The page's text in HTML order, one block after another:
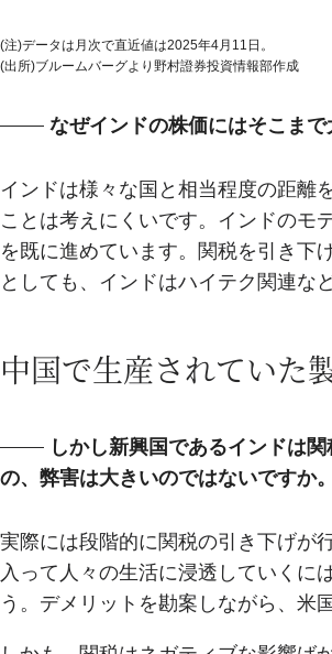
(注)データは月次で直近値は2025年4月11日。
(出所)ブルームバーグより野村證券投資情報部作成
なぜインドの株価にはそこまで
インドは様々な国と相当程度の距離
ことは考えにくいです。インドのモ
を既に進めています。関税を引き下
としても、インドはハイテク関連な
中国で生産されていた
しかし新興国であるインドは
の、弊害は大きいのではないですか。
実際には段階的に関税の引き下げが
入って人々の生活に浸透していくに
う。デメリットを勘案しながら、米